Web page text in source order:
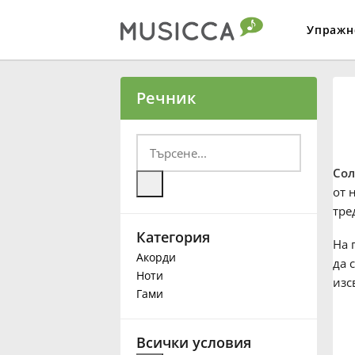
Български
Deutsch
Речник
Категория
Акорди
Ноти
Гами
Всички условия
от
На
да